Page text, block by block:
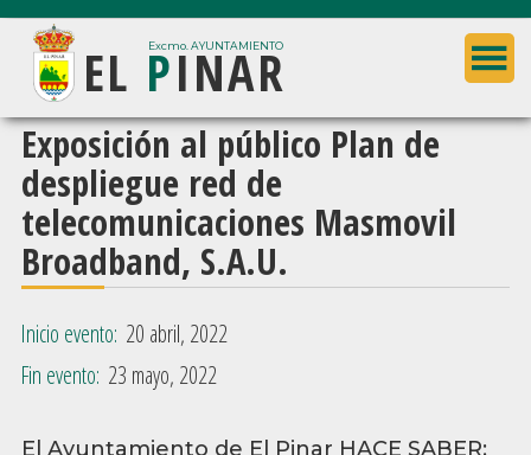
Saltar
contenido
principal
Saltar
barra
lateral
principal
Excmo. AYUNTAMIENTO
EL PINAR
Ayuntamiento
de
El
Pinar
(Granada)
Exposición al público Plan de
despliegue red de
telecomunicaciones Masmovil
Broadband, S.A.U.
Inicio evento: 20 abril, 2022
Fin evento: 23 mayo, 2022
El Ayuntamiento de El Pinar HACE SABER: